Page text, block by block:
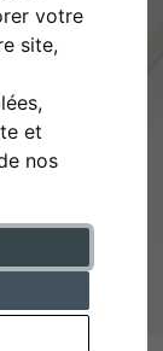
votre
site,
et
nos